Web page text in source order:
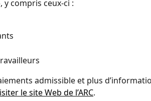
compris ceux-ci :
admissible et plus
le site Web de l’ARC.